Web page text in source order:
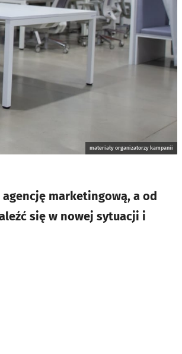
materiały organizatorzy kampanii
agencję marketingową, a od
się w nowej sytuacji i